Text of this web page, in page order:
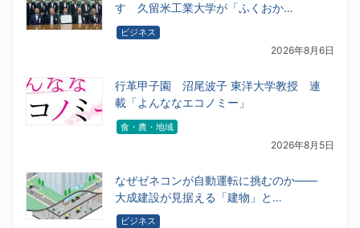
す 久留米工業大学が「ふくおか…
ビジネス
2026年8月6日
行革甲子園 沼尾波子 東洋大学教授 連
載「よんななエコノミー」
食・農・地域
2026年8月5日
なぜゼネコンが自動運転に挑むのか――
大成建設が見据える「建物」と…
ビジネス